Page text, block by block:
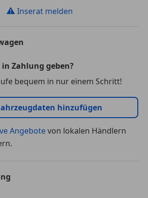
⚠ Inserat melden
Zahlung geben?
bequem in nur einem Schritt!
hinzufügen
Angebotevon lokalen Händlern